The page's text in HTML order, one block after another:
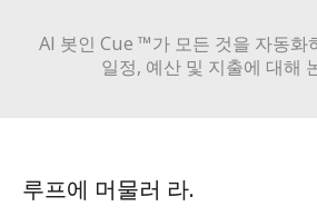
AI 봇인 Cue ™가 모든 것을 자동화
일정, 예산 및 지출에 대해
루프에 머물러 라.